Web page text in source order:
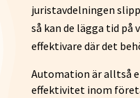
juristavdelningen
så kan de lägga tid på
effektivare där det
Automation är alltså
effektivitet inom